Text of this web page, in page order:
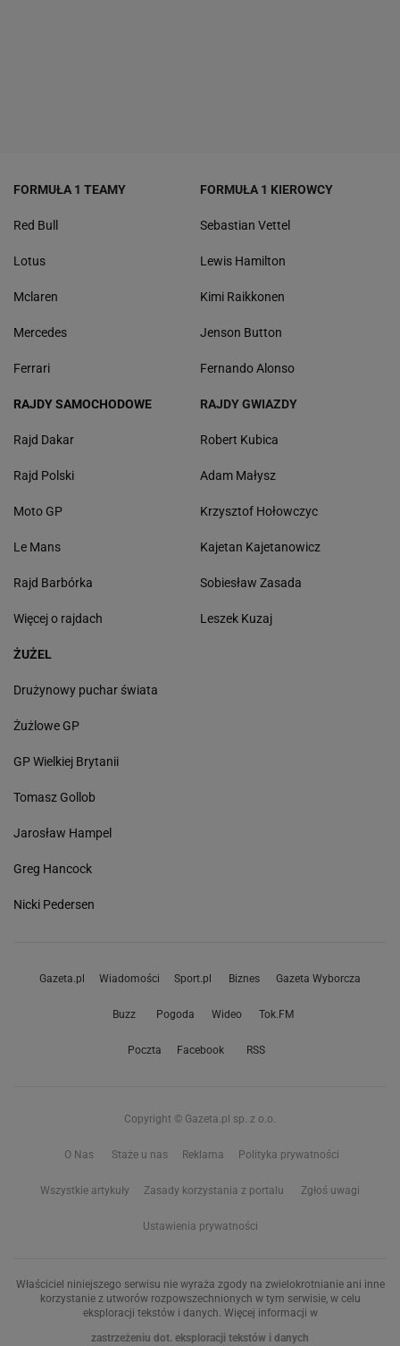
FORMUŁA 1 TEAMY
Red Bull
Lotus
Mclaren
Mercedes
Ferrari
FORMUŁA 1 KIEROWCY
Sebastian Vettel
Lewis Hamilton
Kimi Raikkonen
Jenson Button
Fernando Alonso
RAJDY SAMOCHODOWE
Rajd Dakar
Rajd Polski
Moto GP
Le Mans
Rajd Barbórka
Więcej o rajdach
RAJDY GWIAZDY
Robert Kubica
Adam Małysz
Krzysztof Hołowczyc
Kajetan Kajetanowicz
Sobiesław Zasada
Leszek Kuzaj
ŻUŻEL
Drużynowy puchar świata
Żużlowe GP
GP Wielkiej Brytanii
Tomasz Gollob
Jarosław Hampel
Greg Hancock
Nicki Pedersen
Gazeta.pl Wiadomości Sport.pl Biznes Gazeta Wyborcza
Buzz Pogoda Wideo Tok.FM
Poczta Facebook RSS
Copyright © Gazeta.pl sp. z o.o.
O Nas Staże u nas Reklama Polityka prywatności
Wszystkie artykuły Zasady korzystania z portalu Zgłoś uwagi
Ustawienia prywatności
Właściciel niniejszego serwisu nie wyraża zgody na zwielokrotnianie ani inne
korzystanie z utworów rozpowszechnionych w tym serwisie, w celu
eksploracji tekstów i danych. Więcej informacji w
zastrzeżeniu dot. eksploracji tekstów i danych